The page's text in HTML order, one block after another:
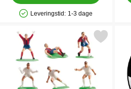
Produkttilgængelighed: På lager
Leveringstid: 1-3 dage
Markér kagepynt Fodboldkamp